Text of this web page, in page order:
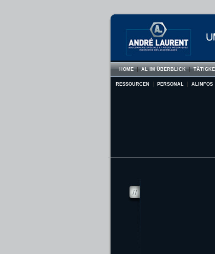
HOME AL IM ÜBERBLICK
RESSOURCEN PERSONAL ALINFOS